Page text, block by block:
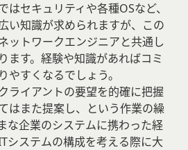
はセキュリティや各種OSなど、
い知識が求められますが、この
ットワークエンジニアと共通し
ます。経験や知識があればコミ
やすくなるでしょう。
ライアントの要望を的確に把握
はまた提案し、という作業の繰
な企業のシステムに携わった経
システムの構成を考える際に大